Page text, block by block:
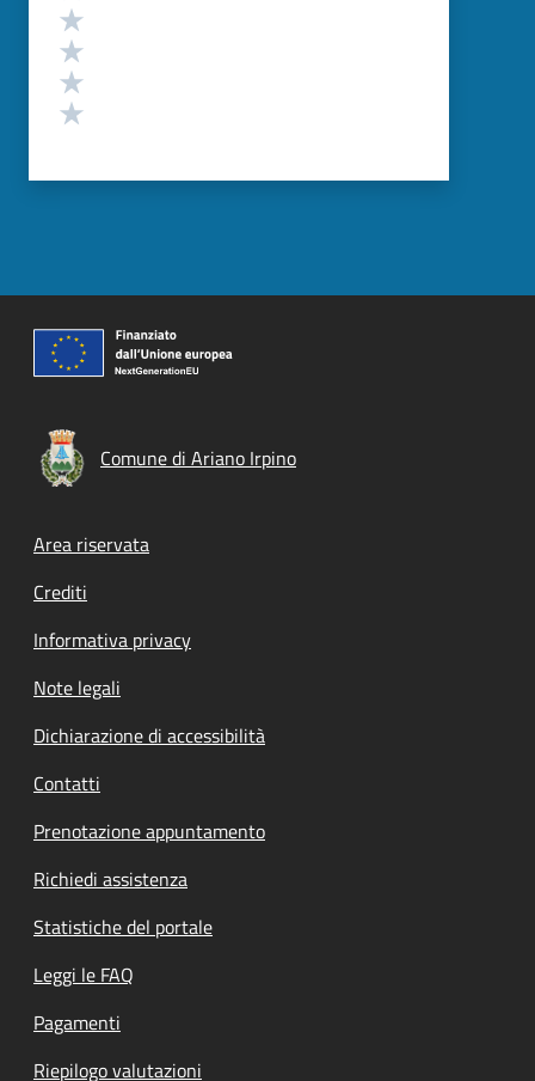
Comune di Ariano Irpino
Footer menu
Area riservata
Crediti
Informativa privacy
Note legali
Dichiarazione di accessibilità
Contatti
Prenotazione appuntamento
Richiedi assistenza
Statistiche del portale
Leggi le FAQ
Pagamenti
Riepilogo valutazioni